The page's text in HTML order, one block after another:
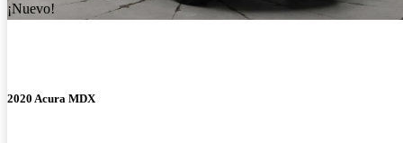
¡Nuevo!
2020 Acura MDX